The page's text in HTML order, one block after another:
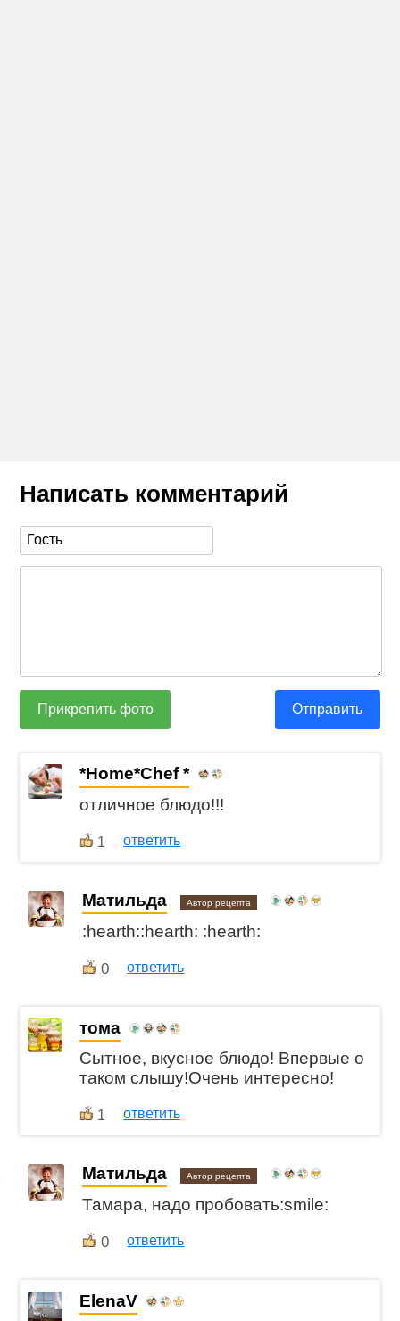
Написать комментарий
Прикрепить фото Отправить
*Home*Chef *
отличное блюдо!!!
1 ответить
Матильда Автор рецепта
:hearth::hearth: :hearth:
0 ответить
тома
Сытное, вкусное блюдо! Впервые о
таком слышу!Очень интересно!
1 ответить
Матильда Автор рецепта
Тамара, надо пробовать:smile:
0 ответить
ElenaV